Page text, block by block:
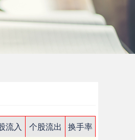
流入 个股流出
换手率